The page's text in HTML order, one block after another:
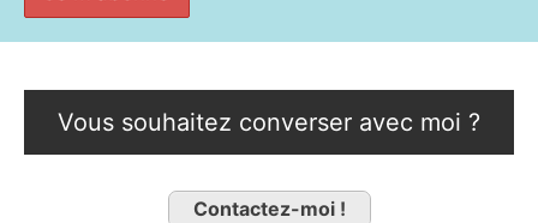
Vous souhaitez converser avec moi ?
Contactez-moi !